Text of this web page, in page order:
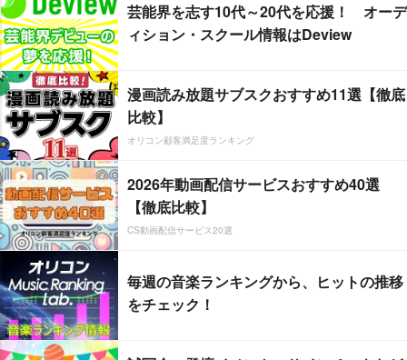
芸能界を志す10代～20代を応援！ オーデ
ィション・スクール情報はDeview
漫画読み放題サブスクおすすめ11選【徹底
比較】
オリコン顧客満足度ランキング
2026年動画配信サービスおすすめ40選
【徹底比較】
CS動画配信サービス20選
毎週の音楽ランキングから、ヒットの推移
をチェック！